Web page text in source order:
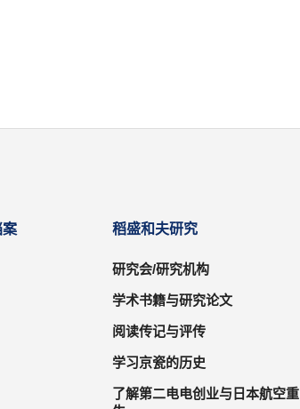
稻盛和夫研究
研究会/研究机构
学术书籍与研究论文
阅读传记与评传
学习京瓷的历史
了解第二电电创业与日本航空重